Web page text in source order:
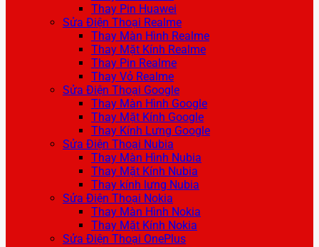
Thay Pin Huawei
Sửa Điện Thoại Realme
Thay Màn Hình Realme
Thay Mặt Kính Realme
Thay Pin Realme
Thay Vỏ Realme
Sửa Điện Thoại Google
Thay Màn Hình Google
Thay Mặt Kính Google
Thay Kính Lưng Google
Sửa Điện Thoại Nubia
Thay Màn Hình Nubia
Thay Mặt Kính Nubia
Thay kính lưng Nubia
Sửa Điện Thoại Nokia
Thay Màn Hình Nokia
Thay Mặt Kính Nokia
Sửa Điện Thoại OnePlus